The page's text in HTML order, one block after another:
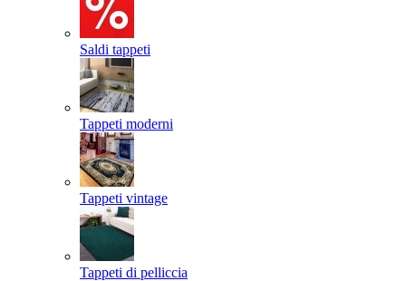
Saldi tappeti
Tappeti moderni
Tappeti vintage
Tappeti di pelliccia